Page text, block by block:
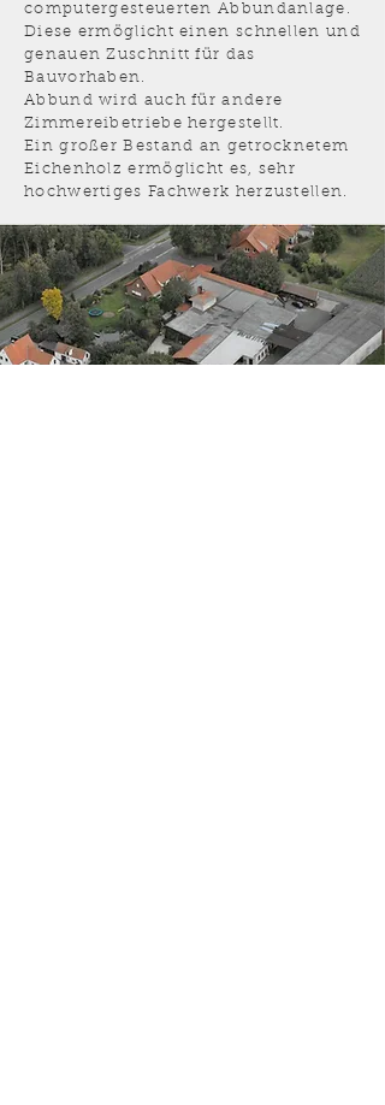
computergesteuerten Abbundanlage.
Diese ermöglicht einen schnellen und
genauen Zuschnitt für das
Bauvorhaben.
Abbund wird auch für andere
Zimmereibetriebe hergestellt.
Ein großer Bestand an getrocknetem
Eichenholz ermöglicht es, sehr
hochwertiges Fachwerk herzustellen.